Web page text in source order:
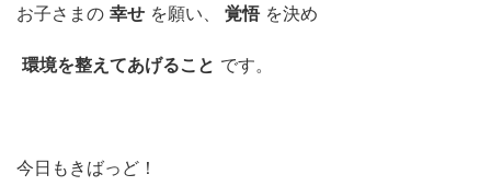
お子さまの 幸せ を願い、 覚悟 を決め
環境を整えてあげること です。
今日もきばっど！